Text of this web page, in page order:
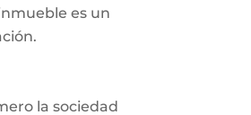
es un
la sociedad